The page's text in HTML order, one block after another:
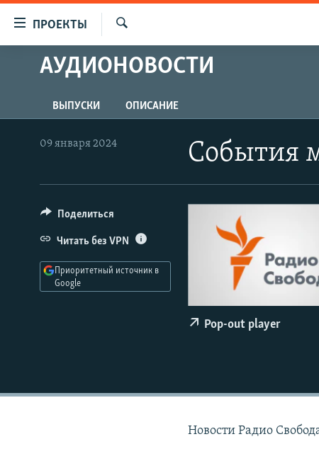
упрощенного
доступа
Вернуться
к
основному
главной
Вернутся
ПРОЕКТЫ
ПРОГРАММЫ
АВТОРСКИЕ ПРОЕКТЫ
ЦИТАТЫ СВОБОДЫ
IDEL.РЕАЛИИ
КАВКАЗ.РЕАЛИИ
СЕВЕР.РЕАЛИИ
СИБИРЬ.РЕАЛИИ
АУДИОНОВОСТИ
ВЫПУСКИ ОПИСАНИЕ
События
09 января 2024
Pop-out player
Поделиться
Читать без VPN
Приоритетный источник в
Google
Новости Радио